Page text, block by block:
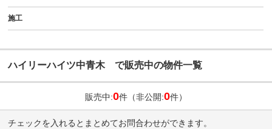
施工
ハイリーハイツ中青木 で販売中の物件一覧
販売中:0件（非公開:0件）
チェックを入れるとまとめてお問合わせができます。